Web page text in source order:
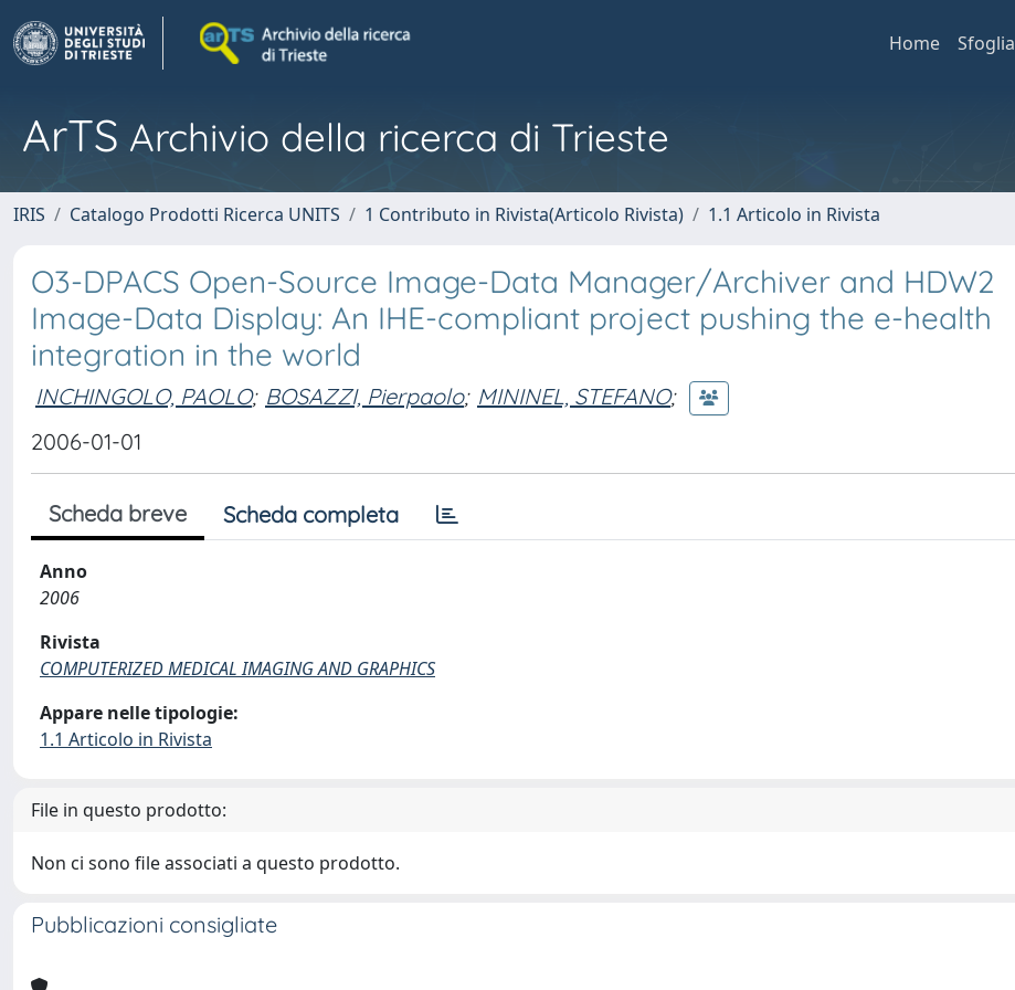
Home Sfoglia
ArTS Archivio della ricerca di Trieste
IRIS Catalogo Prodotti Ricerca UNITS 1 Contributo in Rivista(Articolo Rivista) 1.1 Articolo in Rivista
O3-DPACS Open-Source Image-Data Manager/Archiver and HDW2
Image-Data Display: An IHE-compliant project pushing the e-health
integration in the world
INCHINGOLO, PAOLO; BOSAZZI, Pierpaolo; MININEL, STEFANO;
2006-01-01
Scheda breve Scheda completa
Anno
2006
Rivista
COMPUTERIZED MEDICAL IMAGING AND GRAPHICS
Appare nelle tipologie:
1.1 Articolo in Rivista
File in questo prodotto:
Non ci sono file associati a questo prodotto.
Pubblicazioni consigliate